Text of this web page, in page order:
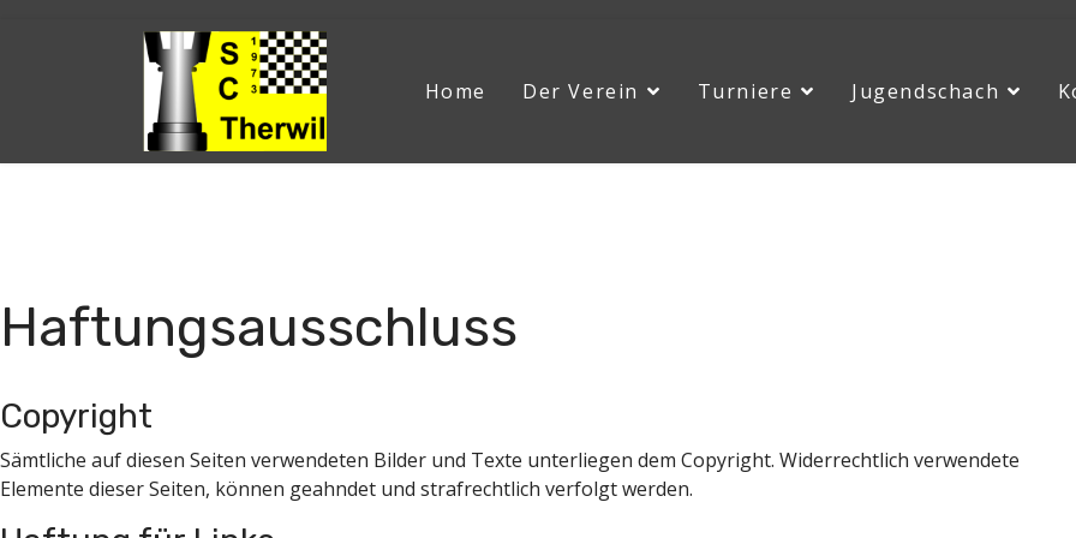
Home Der Verein Turniere Jugendschach
Aktuelle Seite:Home
Haftungsausschluss
Copyright
Sämtliche auf diesen Seiten verwendeten Bilder und Texte unterliegen dem Copyright. Widerrechtlich verwendete
Elemente dieser Seiten, können geahndet und strafrechtlich verfolgt werden.